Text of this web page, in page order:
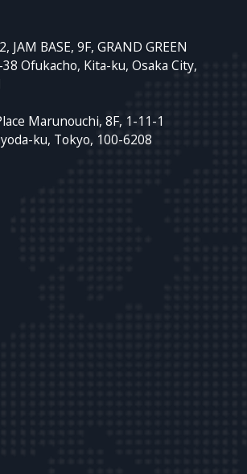
JAM BASE, 9F, GRAND GREEN
Ofukacho, Kita-ku, Osaka City,
Marunouchi, 8F, 1-11-1
ku, Tokyo, 100-6208